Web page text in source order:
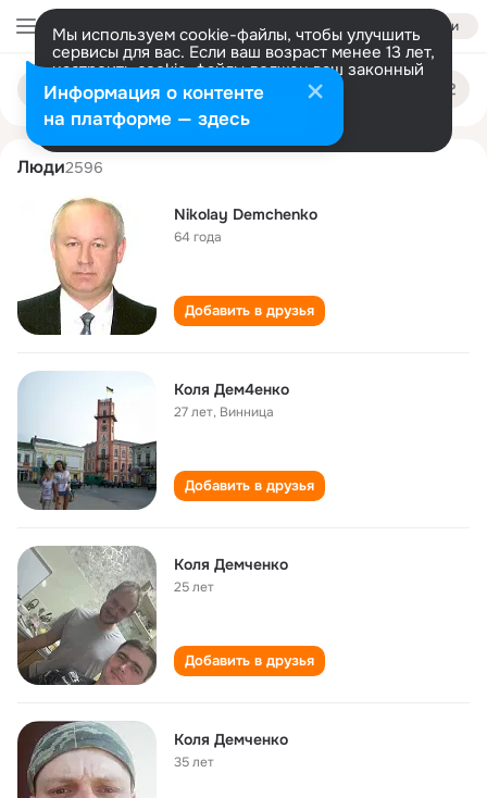
Войти
Мы используем cookie-файлы, чтобы улучшить
сервисы для вас. Если ваш возраст менее 13 лет,
настроить cookie-файлы должен ваш законный
представитель. Больше информации
Разрешить все Настроить
Поиск
людям
kolya demchenko
Люди2596
Nikolay Demchenko
64 года
Добавить в друзья
Коля Дем4енко
27 лет, Винница
Добавить в друзья
Коля Демченко
25 лет
Добавить в друзья
Коля Демченко
35 лет
Информация о контенте
на платформе — здесь